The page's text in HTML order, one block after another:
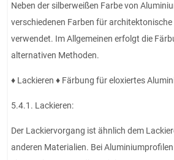
Neben der silberweißen Farbe von
verschiedenen Farben für
verwendet. Im Allgemeinen erfolgt die
alternativen Methoden.
♦ Lackieren ♦ Färbung für eloxiertes
5.4.1. Lackieren:
Der Lackiervorgang ist ähnlich dem
anderen Materialien. Bei